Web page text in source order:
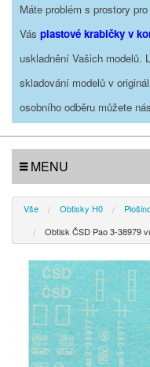
Máte problém s prostory
Vás plastové krabičky v
uskladnění Vašich modelů.
skladování modelů v
osobního odběru můžete
MENU
Vše Obtisky H0
Obtisk ČSD Pao 3-38979